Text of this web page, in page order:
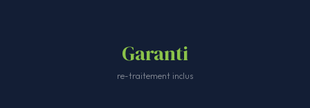
Garanti
re-traitement inclus